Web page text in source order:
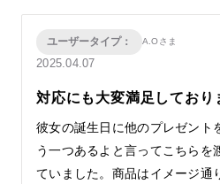
ユーザータイプ： A.Oさま
2025.04.07
対応にも大変満足しており
彼女の誕生日に他のプレゼント
う一つあるよと言ってこちらを
ていました。商品はイメージ通